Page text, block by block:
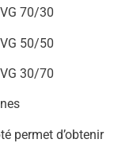
70/30
50/50
30/70
permet d’obtenir